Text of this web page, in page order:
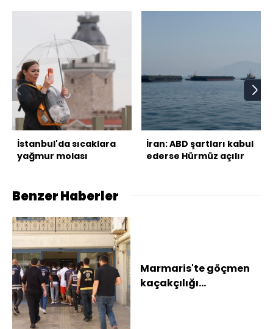
İstanbul'da sıcaklara
yağmur molası
İran: ABD şartları kabul
ederse Hürmüz açılır
Benzer Haberler
Marmaris'te göçmen
kaçakçılığı